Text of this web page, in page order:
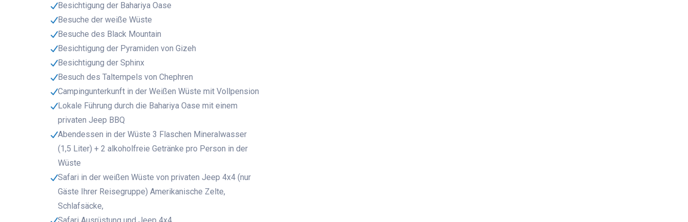
Besichtigung der Bahariya Oase
Besuche der weiße Wüste
Besuche des Black Mountain
Besichtigung der Pyramiden von Gizeh
Besichtigung der Sphinx
Besuch des Taltempels von Chephren
Campingunterkunft in der Weißen Wüste mit Vollpension
Lokale Führung durch die Bahariya Oase mit einem
privaten Jeep BBQ
Abendessen in der Wüste 3 Flaschen Mineralwasser
(1,5 Liter) + 2 alkoholfreie Getränke pro Person in der
Wüste
Safari in der weißen Wüste von privaten Jeep 4x4 (nur
Gäste Ihrer Reisegruppe) Amerikanische Zelte,
Schlafsäcke,